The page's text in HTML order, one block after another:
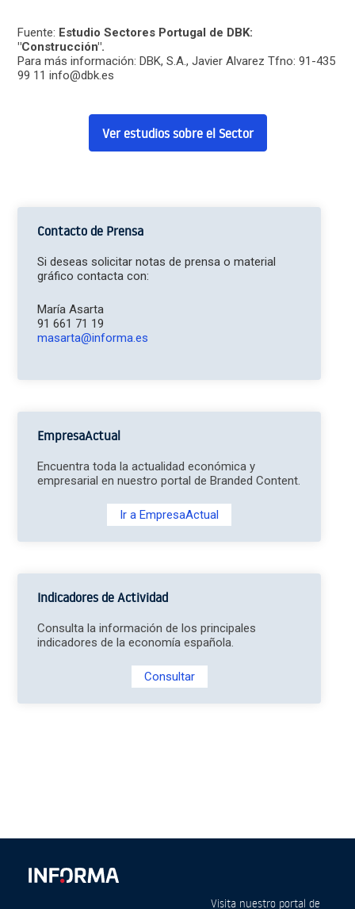
Fuente: Estudio Sectores Portugal de DBK:
"Construcción".
Para más información: DBK, S.A., Javier Alvarez Tfno: 91-435
99 11 info@dbk.es
Ver estudios sobre el Sector
Contacto de Prensa
Si deseas solicitar notas de prensa o material
gráfico contacta con:
María Asarta
91 661 71 19
masarta@informa.es
EmpresaActual
Encuentra toda la actualidad económica y
empresarial en nuestro portal de Branded Content.
Ir a EmpresaActual
Indicadores de Actividad
Consulta la información de los principales
indicadores de la economía española.
Consultar
Visita nuestro portal de